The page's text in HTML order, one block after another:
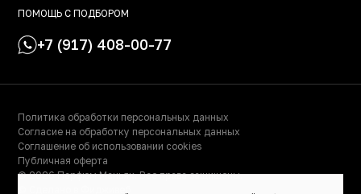
ПОМОЩЬ С ПОДБОРОМ
+7 (917) 408-00-77
Политика обработки персональных данных
Согласие на обработку персональных данных
Соглашение об использовании cookies
Публичная оферта
© 2026 Парфюм Маньяк. Все права защищены.